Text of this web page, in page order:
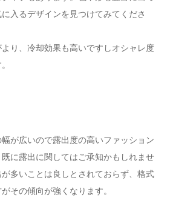
入るデザインを見つけてみてくださ
り、冷却効果も高いですしオシャレ度
が広いので露出度の高いファッション
に露出に関してはご承知かもしれませ
多いことは良しとされておらず、格式
その傾向が強くなります。